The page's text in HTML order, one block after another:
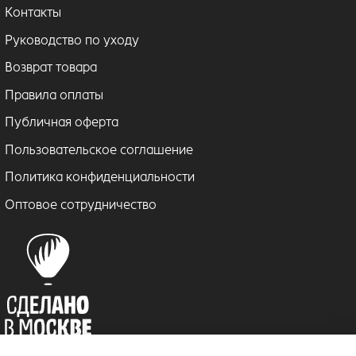
Контакты
Руководство по уходу
Возврат товара
Правила оплаты
Публичная оферта
Пользовательское соглашение
Политика конфиденциальности
Оптовое сотрудничество